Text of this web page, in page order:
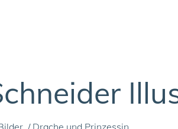
/ Drache und Prinzessin